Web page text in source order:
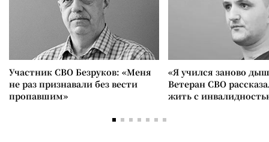
Участник СВО Безруков: «Меня
не раз признавали без вести
пропавшим»
«Я учился заново
Ветеран СВО
жить с